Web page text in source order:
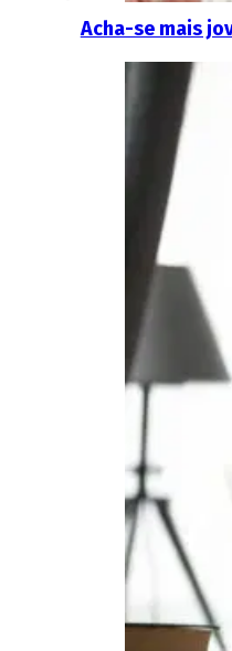
Acha-se mais